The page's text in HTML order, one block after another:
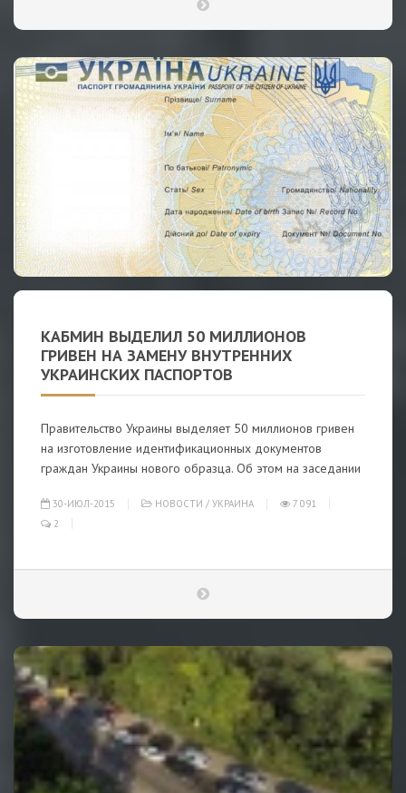
КАБМИН ВЫДЕЛИЛ 50 МИЛЛИОНОВ
ГРИВЕН НА ЗАМЕНУ ВНУТРЕННИХ
УКРАИНСКИХ ПАСПОРТОВ
Правительство Украины выделяет 50 миллионов гривен
на изготовление идентификационных документов
граждан Украины нового образца. Об этом на заседании
30-ИЮЛ-2015 НОВОСТИ / УКРАИНА
7 091
2